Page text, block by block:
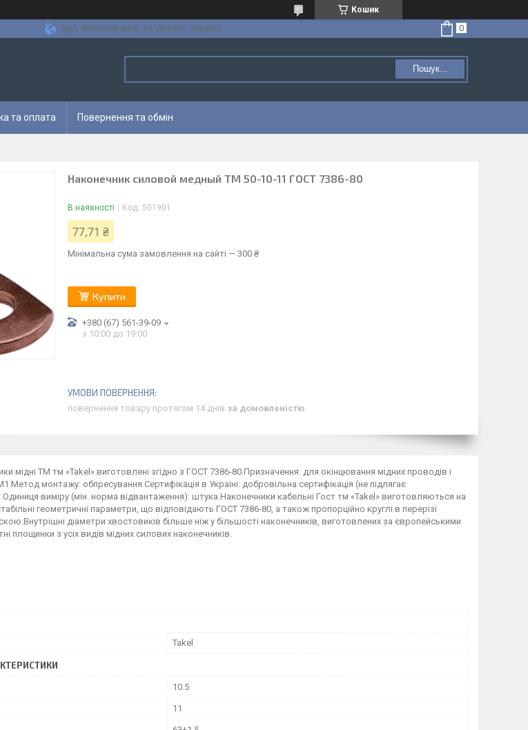
Кошик
вул. Філософська, 16, Дніпро, Україна
Пошук...
та оплата Повернення та обмін
Наконечник силовой медный ТМ 50-10-11 ГОСТ 7386-80
В наявності Код: 501901
77,71 ₴
Мінімальна сума замовлення на сайті — 300 ₴
Купити
+380 (67) 561-39-09
з 10:00 до 19:00
повернення товару протягом 14 днів за домовленістю
мідні ТМ тм «Takel» виготовлені згідно з ГОСТ 7386-80.Призначення: для окінцювання мідних проводів і
монтажу: обпресування.Сертифікація в Україні: добровільна сертифікація (не підлягає
виміру (мін. норма відвантаження): штука.Наконечники кабельні Гост тм «Takel» виготовляються на
геометричні параметри, що відповідають ГОСТ 7386-80, а також пропорційно круглі в перерізі
діаметри хвостовиків більше ніж у більшості наконечників, виготовлених за європейськими
площинки з усіх видів мідних силових наконечників.
Takel
10.5
11